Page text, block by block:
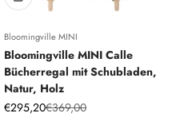
Bloomingville MINI
Bloomingville MINI Calle
Bücherregal mit Schubladen,
Natur, Holz
Angebot
€295,20Regulärer Preis
€369,00